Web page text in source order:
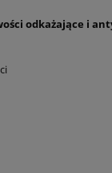
odkażające i